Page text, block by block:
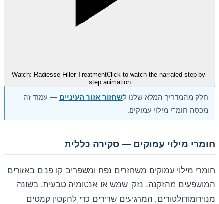
Watch: Radiesse Filler TreatmentClick to watch the narrated step-by-
step animation
חלק מהמדריך המלא שלנו לשחזור אזור העיניים — עמוד זה
מכסה חומרי מילוי עמוקים.
חומרי מילוי עמוקים — סקירה כללית
חומרי מילוי עמוקים משחזרים נפח ומשפרים קו פנים באזורים
המושפעים מהזקנה, נזקי שמש או אנטומיה טבעית. בשונה
מנוירומודולטורים, המרגיעים שרירים כדי להקטין קמטים